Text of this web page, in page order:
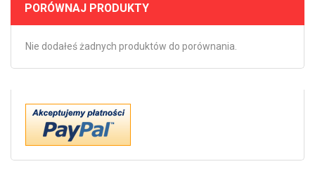
PORÓWNAJ PRODUKTY
Nie dodałeś żadnych produktów do porównania.